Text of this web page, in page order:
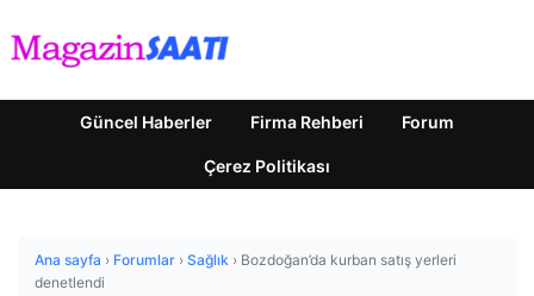
Güncel Haberler Firma Rehberi Forum
Çerez Politikası
Ana sayfa › Forumlar › Sağlık › Bozdoğan’da kurban satış yerleri
denetlendi